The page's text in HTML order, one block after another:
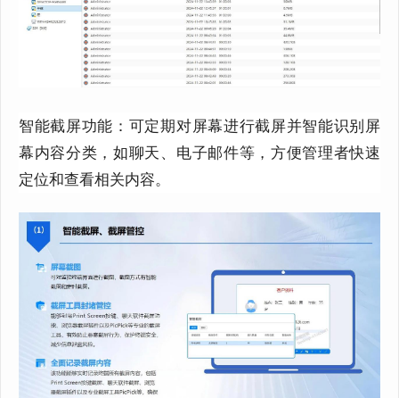
智能截屏功能：可定期对屏幕进行截屏并智能识别屏
幕内容分类，如聊天、电子邮件等，方便管理者快速
定位和查看相关内容。